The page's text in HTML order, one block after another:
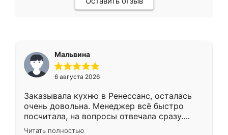
Мальвина
6 августа 2026
Заказывала кухню в Ренессанс, осталась
очень довольна. Менеджер всё быстро
посчитала, на вопросы отвечала сразу.
Замерщик приехал в субботу, подошёл к
Читать полностью